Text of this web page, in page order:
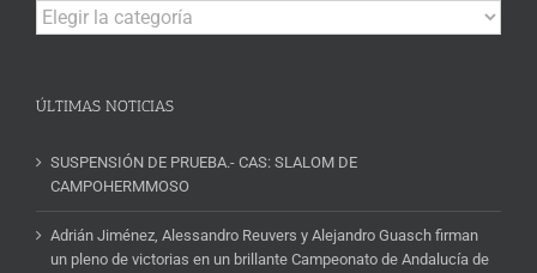
Campeonatos
y
ÚLTIMAS NOTICIAS
SUSPENSIÓN DE PRUEBA.- CAS: SLALOM DE
CAMPOHERMMOSO
Adrián Jiménez, Alessandro Reuvers y Alejandro Guasch firman
un pleno de victorias en un brillante Campeonato de Andalucía de